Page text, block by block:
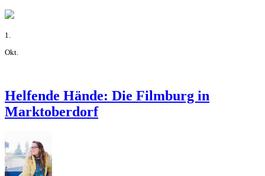
1.
Okt.
Helfende Hände: Die Filmburg in
Marktoberdorf